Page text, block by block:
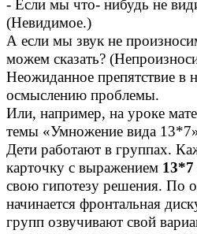
- Если мы что- нибудь не
(Невидимое.)
А если мы звук не
можем сказать?
Неожиданное препятствие в
осмыслению проблемы.
Или, например, на уроке
темы «Умножение вида
Дети работают в группах.
карточку с выражением 13*7
свою гипотезу решения. По
начинается фронтальная
групп озвучивают свой